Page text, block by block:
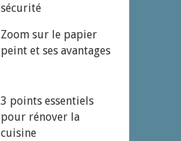
sécurité
Zoom sur le papier
peint et ses avantages
3 points essentiels
pour rénover la
cuisine